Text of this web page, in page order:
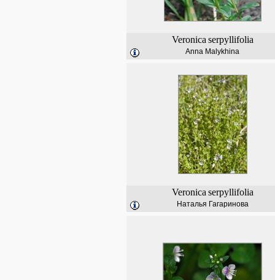
Veronica serpyllifolia
Anna Malykhina
Veronica serpyllifolia
Наталья Гагаринова